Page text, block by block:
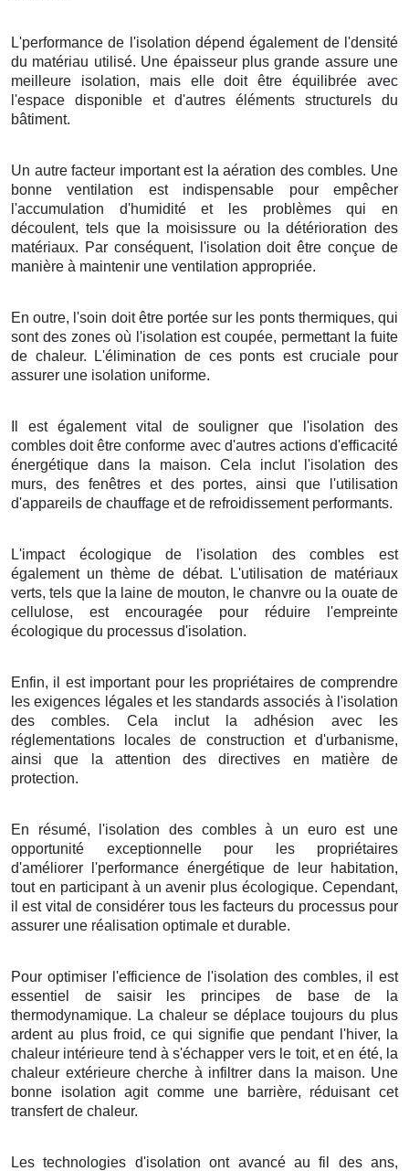
L'performance de l'isolation dépend également de l'densité
du matériau utilisé. Une épaisseur plus grande assure une
meilleure isolation, mais elle doit être équilibrée avec
l'espace disponible et d'autres éléments structurels du
bâtiment.
Un autre facteur important est la aération des combles. Une
bonne ventilation est indispensable pour empêcher
l'accumulation d'humidité et les problèmes qui en
découlent, tels que la moisissure ou la détérioration des
matériaux. Par conséquent, l'isolation doit être conçue de
manière à maintenir une ventilation appropriée.
En outre, l'soin doit être portée sur les ponts thermiques, qui
sont des zones où l'isolation est coupée, permettant la fuite
de chaleur. L'élimination de ces ponts est cruciale pour
assurer une isolation uniforme.
Il est également vital de souligner que l'isolation des
combles doit être conforme avec d'autres actions d'efficacité
énergétique dans la maison. Cela inclut l'isolation des
murs, des fenêtres et des portes, ainsi que l'utilisation
d'appareils de chauffage et de refroidissement performants.
L'impact écologique de l'isolation des combles est
également un thème de débat. L'utilisation de matériaux
verts, tels que la laine de mouton, le chanvre ou la ouate de
cellulose, est encouragée pour réduire l'empreinte
écologique du processus d'isolation.
Enfin, il est important pour les propriétaires de comprendre
les exigences légales et les standards associés à l'isolation
des combles. Cela inclut la adhésion avec les
réglementations locales de construction et d'urbanisme,
ainsi que la attention des directives en matière de
protection.
En résumé, l'isolation des combles à un euro est une
opportunité exceptionnelle pour les propriétaires
d'améliorer l'performance énergétique de leur habitation,
tout en participant à un avenir plus écologique. Cependant,
il est vital de considérer tous les facteurs du processus pour
assurer une réalisation optimale et durable.
Pour optimiser l'efficience de l'isolation des combles, il est
essentiel de saisir les principes de base de la
thermodynamique. La chaleur se déplace toujours du plus
ardent au plus froid, ce qui signifie que pendant l'hiver, la
chaleur intérieure tend à s'échapper vers le toit, et en été, la
chaleur extérieure cherche à infiltrer dans la maison. Une
bonne isolation agit comme une barrière, réduisant cet
transfert de chaleur.
Les technologies d'isolation ont avancé au fil des ans,